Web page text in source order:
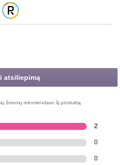
atsiliepimą
žmonių rekomendavo šį produktą
2
0
0